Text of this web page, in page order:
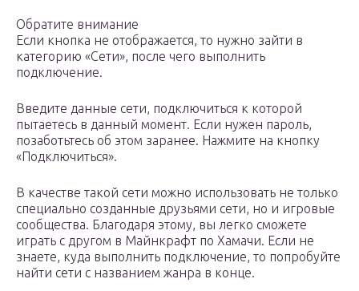
Обратите внимание
Если кнопка не отображается, то нужно зайти в
категорию «Сети», после чего выполнить
подключение.
Введите данные сети, подключиться к которой
пытаетесь в данный момент. Если нужен пароль,
позаботьтесь об этом заранее. Нажмите на кнопку
«Подключиться».
В качестве такой сети можно использовать не только
специально созданные друзьями сети, но и игровые
сообщества. Благодаря этому, вы легко сможете
играть с другом в Майнкрафт по Хамачи. Если не
знаете, куда выполнить подключение, то попробуйте
найти сети с названием жанра в конце.